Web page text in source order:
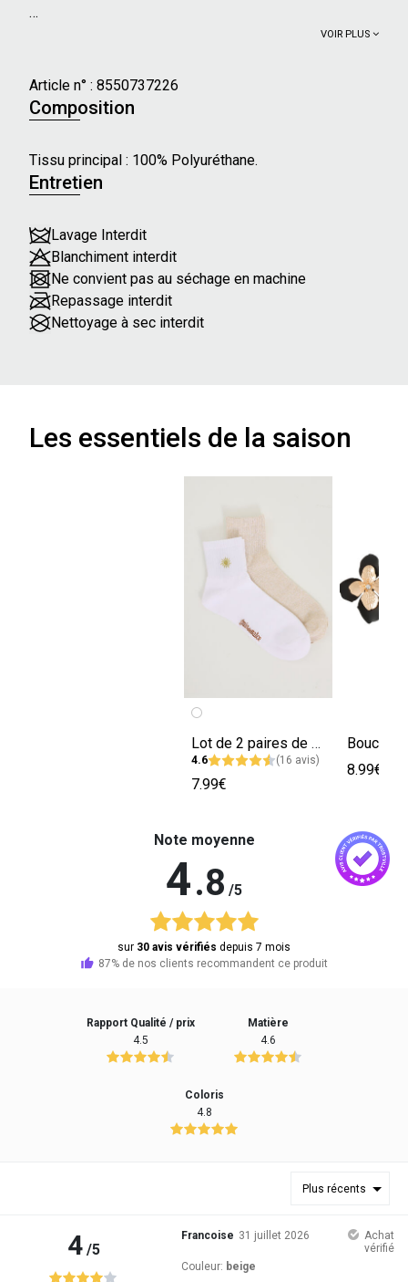
- Clous métalliques décoratifs
- Ajustable avec des trous perforés
VOIR PLUS
Article n° : 8550737226
Composition
Tissu principal : 100% Polyuréthane.
Entretien
Lavage Interdit
Blanchiment interdit
Ne convient pas au séchage en machine
Repassage interdit
Nettoyage à sec interdit
Les essentiels de la saison
Lot de 2 paires de chaussettes femme
4.6 (16 avis)
7.99€
8.99€
Note moyenne
4.8 /5
sur 30 avis vérifiés depuis 7 mois
87% de nos clients recommandent ce produit
Rapport Qualité / prix
4.5
Matière
4.6
Coloris
4.8
Plus récents
4/5
Francoise 31 juillet 2026
Achat
vérifié
Couleur: beige